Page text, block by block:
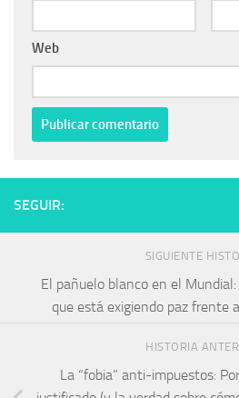
Web
SEGUIR:
SIGUIENTE
El pañuelo blanco en el
que está exigiendo paz frente
HISTORIA
La “fobia” anti-impuestos: